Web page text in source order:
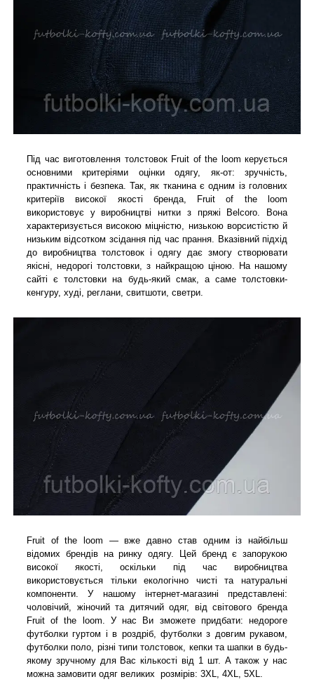
Під час виготовлення толстовок Fruit of the loom керується
основними критеріями оцінки одягу, як-от: зручність,
практичність і безпека. Так, як тканина є одним із головних
критеріїв високої якості бренда, Fruit of the loom
використовує у виробництві нитки з пряжі Belcoro. Вона
характеризується високою міцністю, низькою ворсистістю й
низьким відсотком зсідання під час прання. Вказівний підхід
до виробництва толстовок і одягу дає змогу створювати
якісні, недорогі толстовки, з найкращою ціною. На нашому
сайті є толстовки на будь-який смак, а саме толстовки-
кенгуру, худі, реглани, свитшоти, светри.
Fruit of the loom — вже давно став одним із найбільш
відомих брендів на ринку одягу. Цей бренд є запорукою
високої якості, оскільки під час виробництва
використовується тільки екологічно чисті та натуральні
компоненти. У нашому інтернет-магазині представлені:
чоловічий, жіночий та дитячий одяг, від світового бренда
Fruit of the loom. У нас Ви зможете придбати: недороге
футболки гуртом і в роздріб, футболки з довгим рукавом,
футболки поло, різні типи толстовок, кепки та шапки в будь-
якому зручному для Вас кількості від 1 шт. А також у нас
можна замовити одяг великих розмірів: 3XL, 4XL, 5XL.